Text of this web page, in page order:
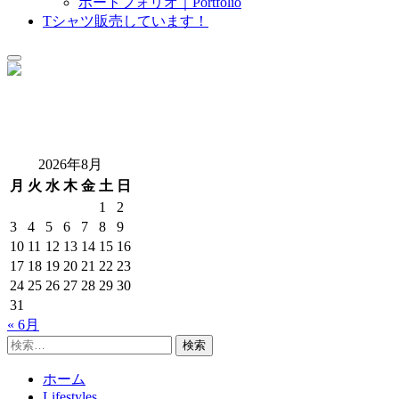
sub
menu
Tシャツ販売しています！
2026年8月
月 火 水 木 金 土 日
1
2
3
4 5 6 7 8
9
10 11 12 13 14 15 16
17 18 19 20 21 22 23
24 25 26 27 28 29 30
31
« 6月
検
ホーム